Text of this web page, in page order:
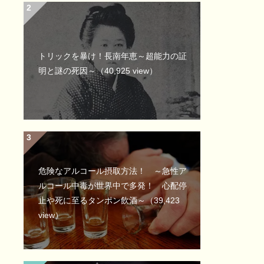
トリックを暴け！長南年恵～超能力の証
明と謎の死因～（40,925 view）
危険なアルコール摂取方法！ ～急性ア
ルコール中毒が世界中で多発！ 心配停
止や死に至るタンポン飲酒～（39,423
view）